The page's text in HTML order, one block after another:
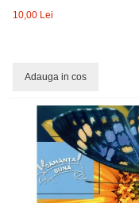
10,00 Lei
Adauga in cos